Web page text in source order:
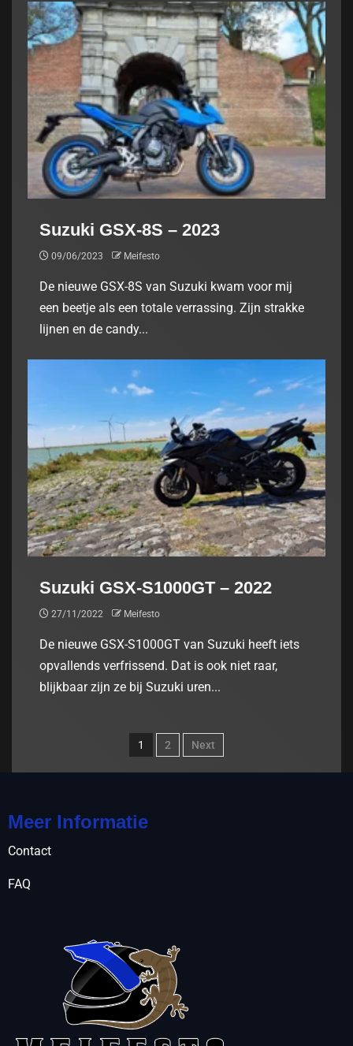
Suzuki GSX-8S – 2023
09/06/2023 Meifesto
De nieuwe GSX-8S van Suzuki kwam voor mij
een beetje als een totale verrassing. Zijn strakke
lijnen en de candy...
Suzuki GSX-S1000GT – 2022
27/11/2022 Meifesto
De nieuwe GSX-S1000GT van Suzuki heeft iets
opvallends verfrissend. Dat is ook niet raar,
blijkbaar zijn ze bij Suzuki uren...
1 2 Next
Meer Informatie
Contact
FAQ